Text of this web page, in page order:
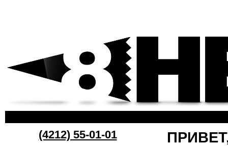
(4212) 55-01-01